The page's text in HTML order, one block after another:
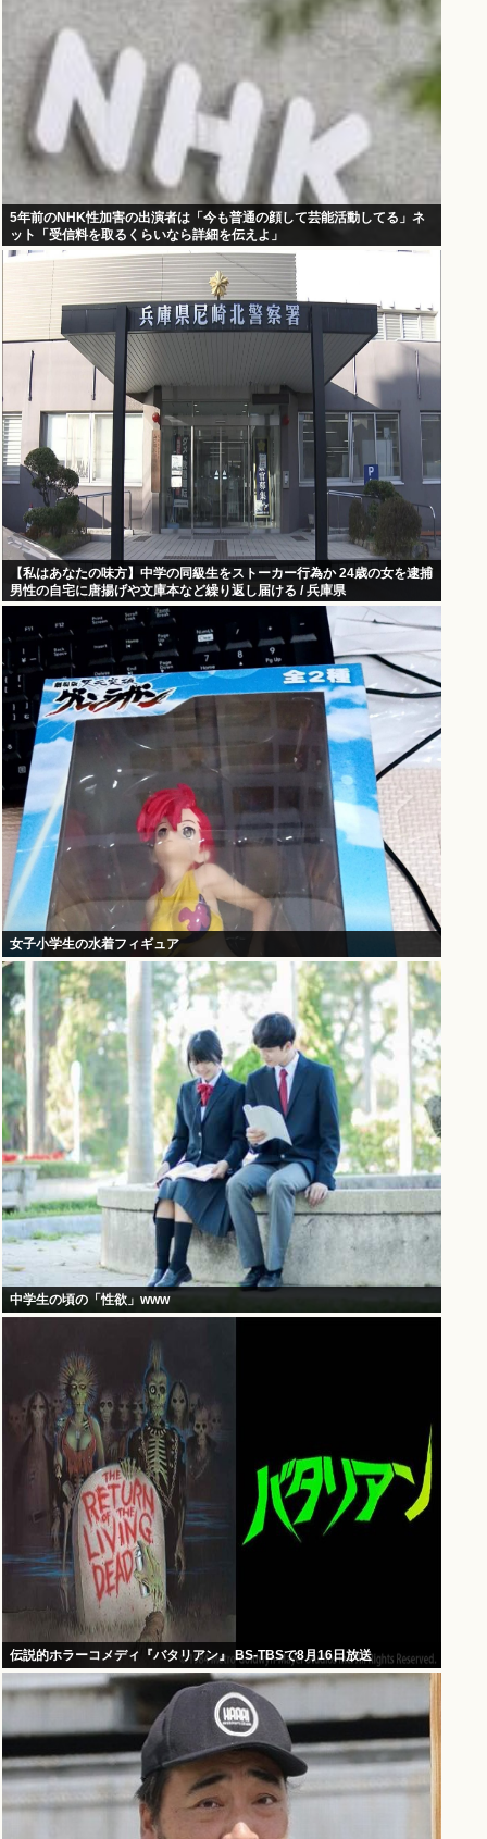
5年前のNHK性加害の出演者は「今も普通の顔して芸能活動してる」ネ
ット「受信料を取るくらいなら詳細を伝えよ」
【私はあなたの味方】中学の同級生をストーカー行為か 24歳の女を逮捕
男性の自宅に唐揚げや文庫本など繰り返し届ける / 兵庫県
女子小学生の水着フィギュア
中学生の頃の「性欲」www
伝説的ホラーコメディ『バタリアン』 BS-TBSで8月16日放送